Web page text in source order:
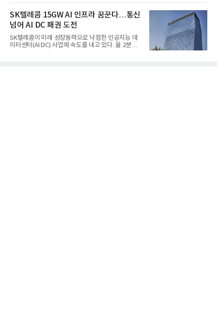
플랫폼은
기존 미사일체계를 대체할 중고도 및 중거리 대공미
사일을 개발하기로 결정했다.처음 KM-SAM 사업으로
불린 이 사업의 명칭은 호크(Iron Hawk, 철매)를 대체
한다는 의미에서 ‘철매Ⅱ’ 로 정해졌다. 철매Ⅱ 개발
사업은 미사일체계 완성 후인 2011년 ‘천궁(天弓)’으
로 다시 장비명이 바뀌었다. 17개 업체와 관련 기관이
참여한 가운데 LIG 넥스원은 탐색 개발에서 체계개발
SK텔레콤 15GW AI 인프라 꿈꾼다…통신
넘어 AI DC 패권 도전
SK텔레콤이 미래 성장동력으로 낙점한 인공지능 데
이터센터(AI DC) 사업에 속도를 내고 있다. 올 2분기